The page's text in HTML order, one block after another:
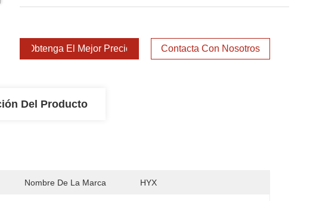
Obtenga El Mejor Precio Contacta Con Nosotros
Del Producto
Nombre De La Marca HYX